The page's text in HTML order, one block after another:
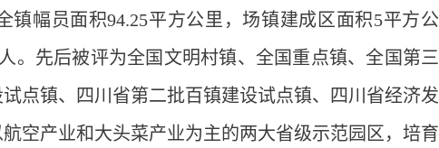
幅员面积94.25平方公里，场镇建成区面积5平方公
。先后被评为全国文明村镇、全国重点镇、全国第三
点镇、四川省第二批百镇建设试点镇、四川省经济发
空产业和大头菜产业为主的两大省级示范园区，培育